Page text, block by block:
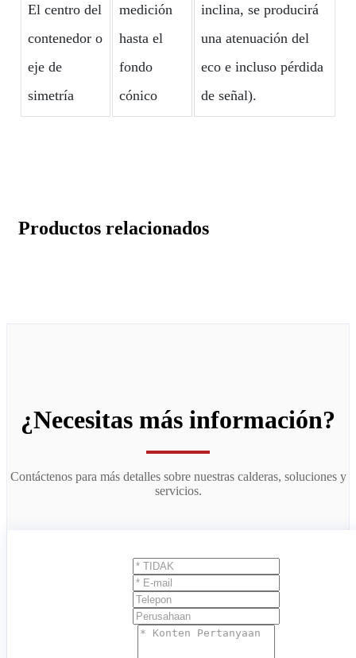
El centro del
contenedor o
eje de
simetría
medición
hasta el
fondo
cónico
inclina, se producirá
una atenuación del
eco e incluso pérdida
de señal).
Productos relacionados
¿Necesitas más información?
Contáctenos para más detalles sobre nuestras calderas, soluciones y
servicios.